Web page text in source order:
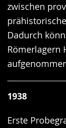
zwischen
Dadurch
Römerlagern
1938
Erste